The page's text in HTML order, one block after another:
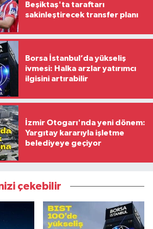
Beşiktaş'ta taraftarı
sakinleştirecek transfer planı
Borsa İstanbul’da yükseliş
ivmesi: Halka arzlar yatırımcı
ilgisini artırabilir
İzmir Otogarı'nda yeni dönem:
Yargıtay kararıyla işletme
belediyeye geçiyor
çekebilir